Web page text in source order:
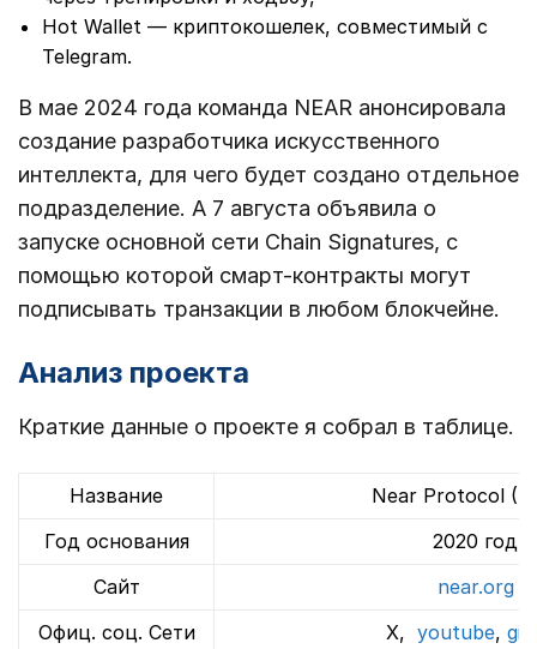
Hot Wallet — криптокошелек, совместимый с
Telegram.
В мае 2024 года команда NEAR анонсировала
создание разработчика искусственного
интеллекта, для чего будет создано отдельное
подразделение. А 7 августа объявила о
запуске основной сети Chain Signatures, с
помощью которой смарт-контракты могут
подписывать транзакции в любом блокчейне.
Анализ проекта
Краткие данные о проекте я собрал в таблице.
Название
Near Protocol
Год основания
2020 год
Сайт
near.org
Офиц. cоц. Сети
X, youtube,